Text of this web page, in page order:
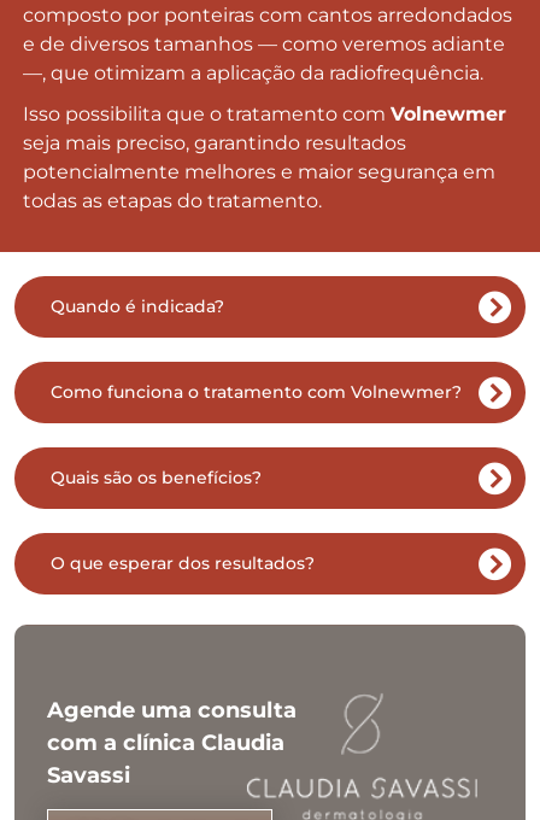
composto por ponteiras com cantos arredondados
e de diversos tamanhos — como veremos adiante
—, que otimizam a aplicação da radiofrequência.
Isso possibilita que o tratamento comVolnewmer
seja mais preciso, garantindo resultados
potencialmente melhores e maior segurança em
todas as etapas do tratamento.
Quando é indicada?
Como funciona o tratamento com Volnewmer?
Quais são os benefícios?
O que esperar dos resultados?
Agende uma consulta
com a clínica Claudia
Savassi